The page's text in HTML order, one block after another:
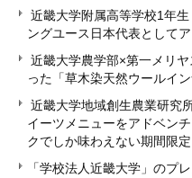
近畿大学附属高等学校1年
ングユース日本代表として
近畿大学農学部×第一メリ
った「草木染天然ウールイ
近畿大学地域創生農業研究
イーツメニューをアドベン
クでしか味わえない期間限
「学校法人近畿大学」のプ